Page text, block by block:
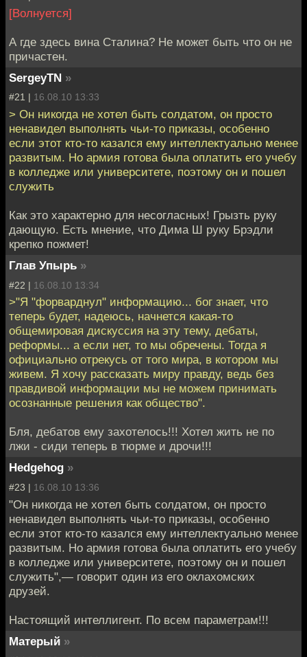
[Волнуется]
А где здесь вина Сталина? Не может быть что он не
причастен.
SergeyTN »
#21 | 16.08.10 13:33
> Он никогда не хотел быть солдатом, он просто
ненавидел выполнять чьи-то приказы, особенно
если этот кто-то казался ему интеллектуально менее
развитым. Но армия готова была оплатить его учебу
в колледже или университете, поэтому он и пошел
служить
Как это характерно для несогласных! Грызть руку
дающую. Есть мнение, что Дима Ш руку Брэдли
крепко пожмет!
Глав Упырь »
#22 | 16.08.10 13:34
>"Я "форварднул" информацию... бог знает, что
теперь будет, надеюсь, начнется какая-то
общемировая дискуссия на эту тему, дебаты,
реформы... а если нет, то мы обречены. Тогда я
официально отрекусь от того мира, в котором мы
живем. Я хочу рассказать миру правду, ведь без
правдивой информации мы не можем принимать
осознанные решения как общество".
Бля, дебатов ему захотелось!!! Хотел жить не по
лжи - сиди теперь в тюрме и дрочи!!!
Hedgehog »
#23 | 16.08.10 13:36
"Он никогда не хотел быть солдатом, он просто
ненавидел выполнять чьи-то приказы, особенно
если этот кто-то казался ему интеллектуально менее
развитым. Но армия готова была оплатить его учебу
в колледже или университете, поэтому он и пошел
служить",— говорит один из его оклахомских
друзей.
Настоящий интеллигент. По всем параметрам!!!
Матерый »